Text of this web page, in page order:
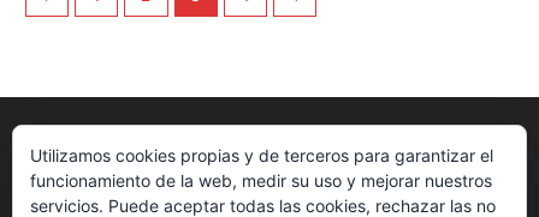
Utilizamos cookies propias y de terceros para garantizar el
funcionamiento de la web, medir su uso y mejorar nuestros
servicios. Puede aceptar todas las cookies, rechazar las no